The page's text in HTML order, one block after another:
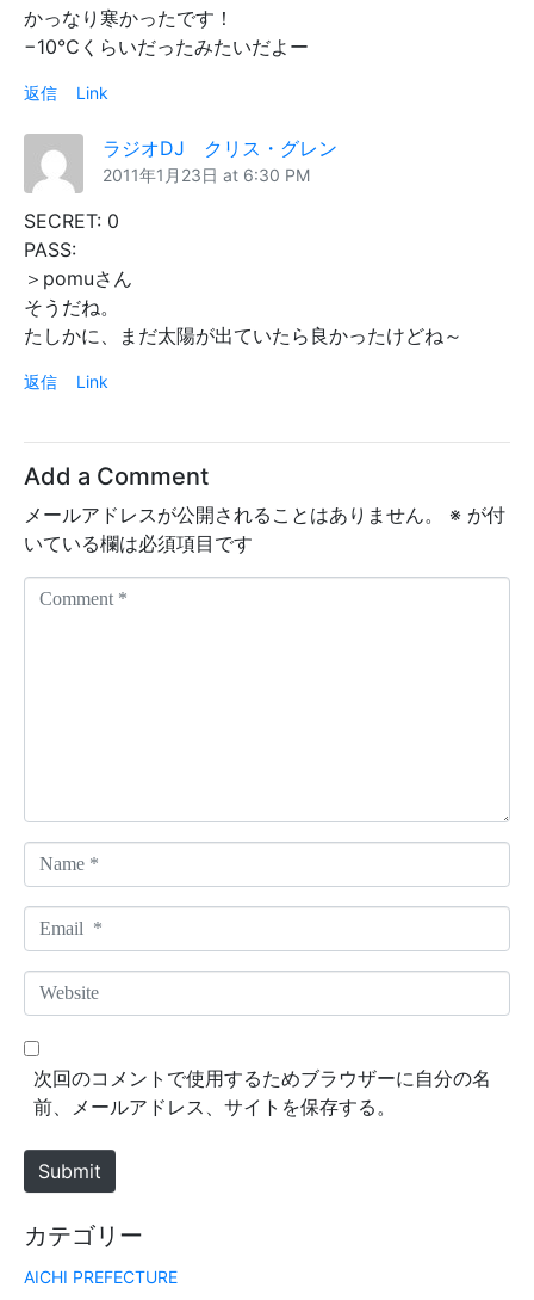
かっなり寒かったです！
−10℃くらいだったみたいだよー
返信 Link
ラジオDJ クリス・グレン
2011年1月23日 at 6:30 PM
SECRET: 0
PASS:
＞pomuさん
そうだね。
たしかに、まだ太陽が出ていたら良かったけどね～
返信 Link
Add a Comment
メールアドレスが公開されることはありません。 ※ が付
いている欄は必須項目です
a
m
*
m
a
*
W
e
b
e
次回のコメントで使用するためブラウザーに自分の名
前、メールアドレス、サイトを保存する。
Submit
カテゴリー
AICHI PREFECTURE